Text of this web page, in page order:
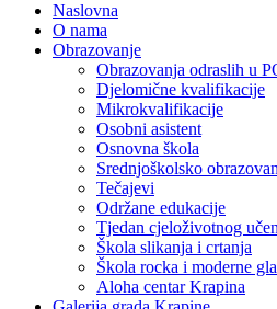
Naslovna
O nama
Obrazovanje
Obrazovanja odraslih u
Djelomične kvalifikacije
Mikrokvalifikacije
Osobni asistent
Osnovna škola
Srednjoškolsko
Tečajevi
Održane edukacije
Tjedan cjeloživotnog
Škola slikanja i crtanja
Škola rocka i moderne
Aloha centar Krapina